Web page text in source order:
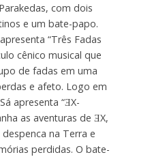
com dois
e um bate-papo.
“Três Fadas
cênico musical que
de fadas em uma
e afeto. Logo em
apresenta “ƎX-
as aventuras de ƎX,
na Terra e
perdidas. O bate-